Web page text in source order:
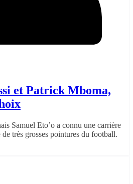
et Patrick Mboma,
Samuel Eto’o a connu une carrière
très grosses pointures du football.